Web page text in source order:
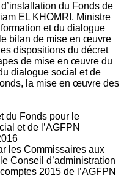
du Fonds de
EL KHOMRI, Ministre
et du dialogue
bilan de mise en œuvre
dispositions du décret
de mise en œuvre du
dialogue social et de
la mise en œuvre des
du Fonds pour le
et de l’AGFPN
les Commissaires aux
Conseil d’administration
2015 de l’AGFPN